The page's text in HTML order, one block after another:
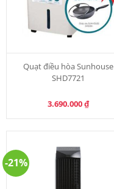
Quạt điều hòa Sunhouse
SHD7721
3.690.000₫
-21%